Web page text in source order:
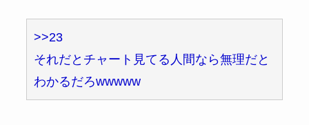
>>23
それだとチャート見てる人間なら無理だと
わかるだろwwwww